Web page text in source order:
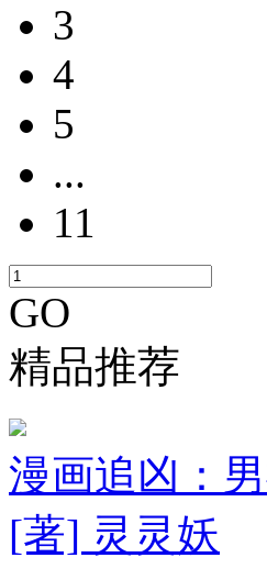
3
4
5
...
11
GO
精品推荐
漫画追凶：
[著] 灵灵妖